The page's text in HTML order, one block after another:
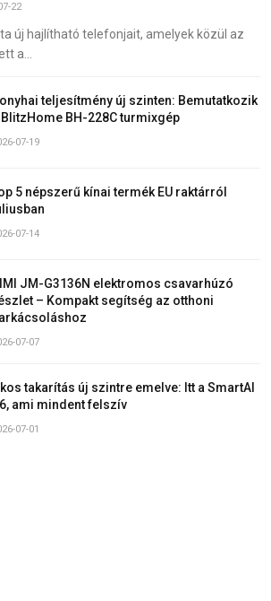
22
új hajlítható telefonjait, amelyek közül az
a…
teljesítmény új szinten: Bemutatkozik
BlitzHome BH-228C turmixgép
07-19
5 népszerű kínai termék EU raktárról
07-14
JM-G3136N elektromos csavarhúzó
– Kompakt segítség az otthoni
07-07
takarítás új szintre emelve: Itt a SmartAI
ami mindent felszív
07-01